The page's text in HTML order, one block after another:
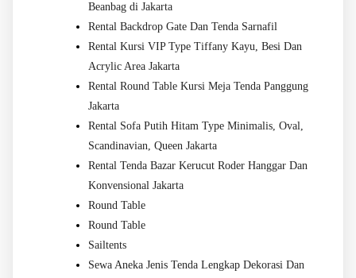
Beanbag di Jakarta
Rental Backdrop Gate Dan Tenda Sarnafil
Rental Kursi VIP Type Tiffany Kayu, Besi Dan
Acrylic Area Jakarta
Rental Round Table Kursi Meja Tenda Panggung
Jakarta
Rental Sofa Putih Hitam Type Minimalis, Oval,
Scandinavian, Queen Jakarta
Rental Tenda Bazar Kerucut Roder Hanggar Dan
Konvensional Jakarta
Round Table
Round Table
Sailtents
Sewa Aneka Jenis Tenda Lengkap Dekorasi Dan